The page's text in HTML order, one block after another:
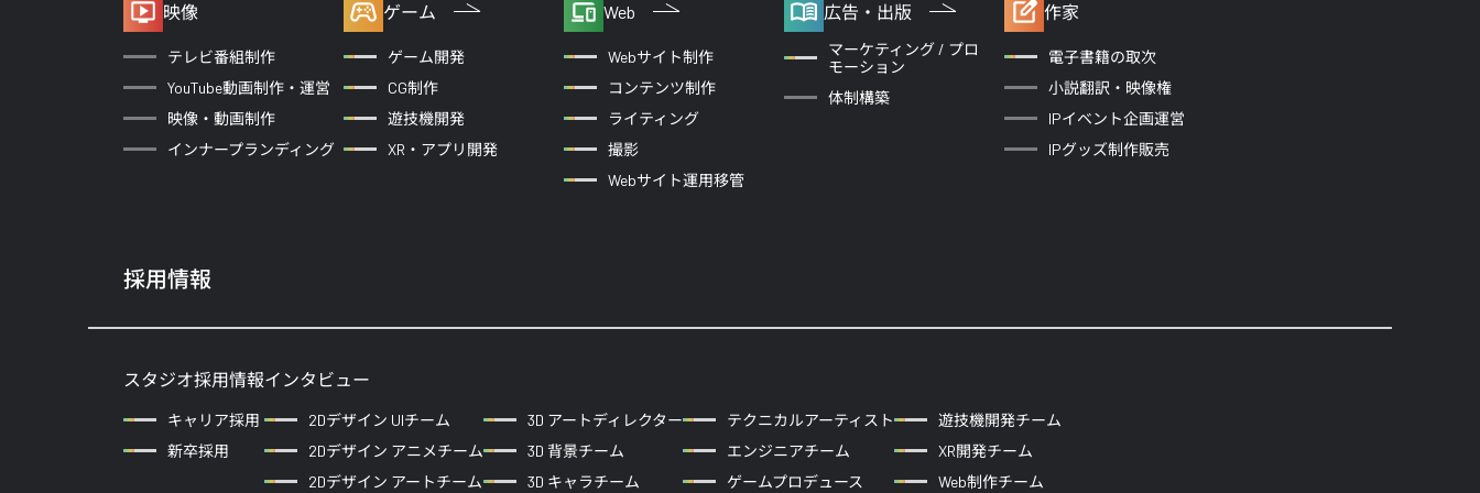
映像
テレビ番組制作
YouTube動画制作・運営
映像・動画制作
インナープランディング
ゲーム
ゲーム開発
CG制作
遊技機開発
XR・アプリ開発
Web
Webサイト制作
コンテンツ制作
ライティング
撮影
Webサイト運用移管
広告・出版
マーケティング / プロ
モーション
体制構築
作家
電子書籍の取次
小説翻訳・映像権
IPイベント企画運営
IPグッズ制作販売
採用情報
スタジオ採用情報
キャリア採用
新卒採用
インタビュー
2Dデザイン UIチーム
2Dデザイン アニメチーム
2Dデザイン アートチーム
3D アートディレクター
3D 背景チーム
3D キャラチーム
テクニカルアーティスト
エンジニアチーム
ゲームプロデュース
遊技機開発チーム
XR開発チーム
Web制作チーム